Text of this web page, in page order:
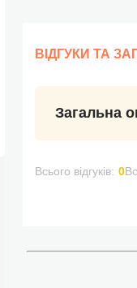
ВІДГУКИ ТА
Загальна
Всього відгуків: 0